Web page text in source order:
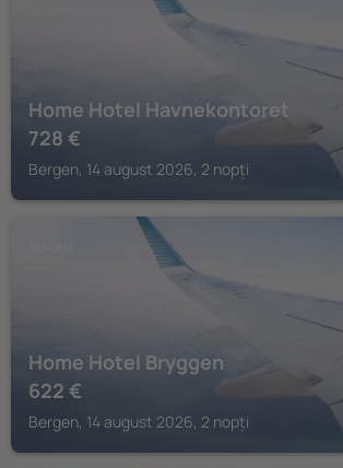
Home Hotel Havnekontoret
728 €
Bergen, 14 august 2026, 2 nopți
Home Hotel Bryggen
622 €
Bergen, 14 august 2026, 2 nopți